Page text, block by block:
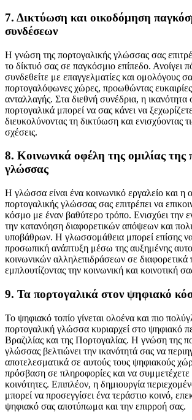
7. Δικτύωση και οικοδόμηση
συνδέσεων
Η γνώση της πορτογαλικής γλώσσας σας
το δίκτυό σας σε παγκόσμιο επίπεδο. Ανοίγει
συνδεθείτε με επαγγελματίες και ομολόγους
πορτογαλόφωνες χώρες, προωθώντας
ανταλλαγής. Στα διεθνή συνέδρια, η ικανότητα
πορτογαλικά μπορεί να σας κάνει να
διευκολύνοντας τη δικτύωση και ενισχύοντας
σχέσεις.
8. Κοινωνικά οφέλη της ομιλίας της
γλώσσας
Η γλώσσα είναι ένα κοινωνικό εργαλείο και η
πορτογαλικής γλώσσας σας επιτρέπει να
κόσμο με έναν βαθύτερο τρόπο. Ενισχύει την
την κατανόηση διαφορετικών απόψεων και
υποβάθρων. Η γλωσσομάθεια μπορεί επίσης
προσωπική ανάπτυξη μέσω της αυξημένης
κοινωνικών αλληλεπιδράσεων σε διαφορετικά
εμπλουτίζοντας την κοινωνική και κοινοτική
9. Τα πορτογαλικά στον ψηφιακό
Το ψηφιακό τοπίο γίνεται ολοένα και πιο
πορτογαλική γλώσσα κυριαρχεί στο ψηφιακό
Βραζιλίας και της Πορτογαλίας. Η γνώση της
γλώσσας βελτιώνει την ικανότητά σας να
αποτελεσματικά σε αυτούς τους ψηφιακούς
πρόσβαση σε πληροφορίες και να συμμετέχετε
κοινότητες. Επιπλέον, η δημιουργία
μπορεί να προσεγγίσει ένα τεράστιο κοινό,
ψηφιακό σας αποτύπωμα και την επιρροή σας.